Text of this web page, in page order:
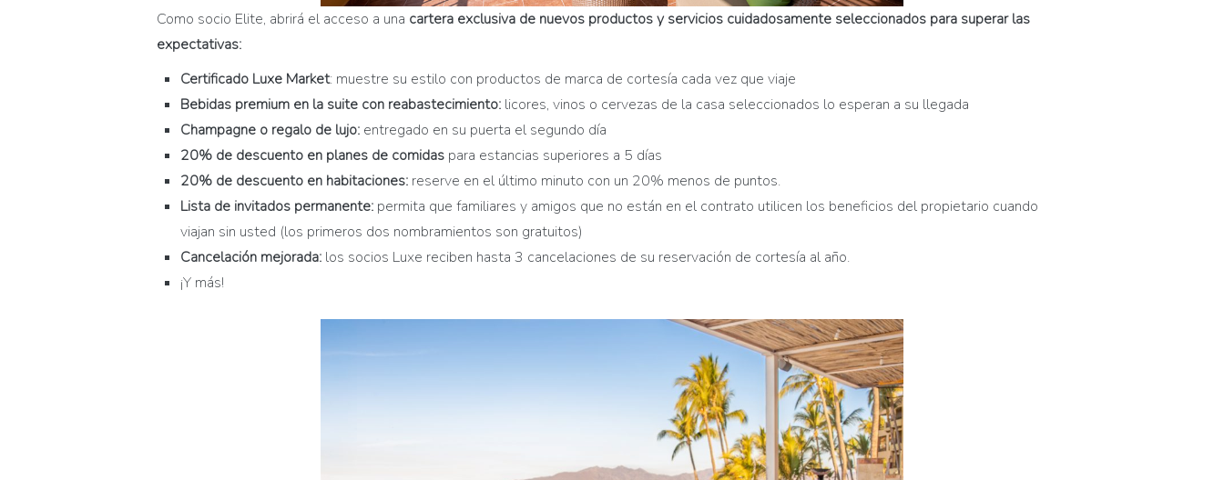
Como socio Elite, abrirá el acceso a una cartera exclusiva de nuevos productos y servicios cuidadosamente seleccionados para superar las
expectativas:
Certificado Luxe Market: muestre su estilo con productos de marca de cortesía cada vez que viaje
Bebidas premium en la suite con reabastecimiento:licores, vinos o cervezas de la casa seleccionados lo esperan a su llegada
Champagne o regalo de lujo:entregado en su puerta el segundo día
20% de descuento en planes de comidas para estancias superiores a 5 días
20% de descuento en habitaciones:reserve en el último minuto con un 20% menos de puntos.
Lista de invitados permanente:permita que familiares y amigos que no están en el contrato utilicen los beneficios del propietario cuando
viajan sin usted (los primeros dos nombramientos son gratuitos)
Cancelación mejorada:los socios Luxe reciben hasta 3 cancelaciones de su reservación de cortesía al año.
¡Y más!